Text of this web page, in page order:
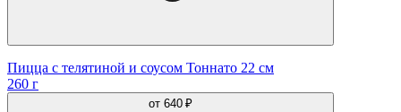
Пицца с телятиной и соусом Тоннато 22 см
260 г
от 640 ₽